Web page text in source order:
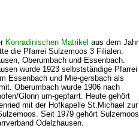
Konradinischen Matrikel aus dem Jahr
die Pfarrei Sulzemoos 3 Filialen:
Oberumbach und Essenbach.
wurde 1923 selbstständige Pfarrei
Essenbach und Mie-gersbach als
Oberumbach wurde 1906 nach
Glonn um-gepfarrt. Heute gehört
mit der Hofkapelle St.Michael zur
Seit 1979 gehört Sulzemoos
Odelzhausen.